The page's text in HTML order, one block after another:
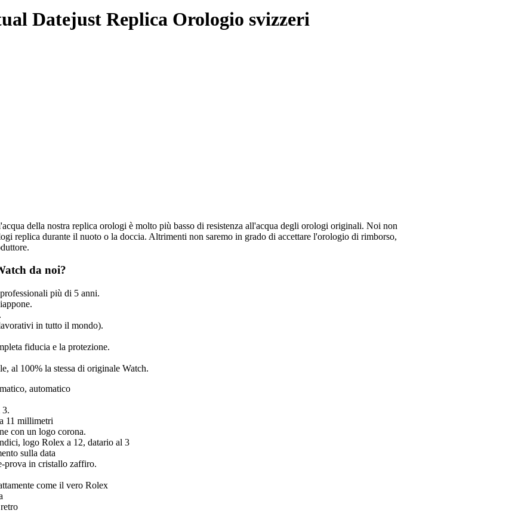
Datejust Replica Orologio svizzeri
della nostra replica orologi è molto più basso di resistenza all'acqua degli orologi originali. Noi non
replica durante il nuoto o la doccia. Altrimenti non saremo in grado di accettare l'orologio di rimborso,
da noi?
più di 5 anni.
in tutto il mondo).
fiducia e la protezione.
al 100% la stessa di originale Watch.
automatico
3.
11 millimetri
con un logo corona.
logo Rolex a 12, datario al 3
sulla data
prova in cristallo zaffiro.
come il vero Rolex